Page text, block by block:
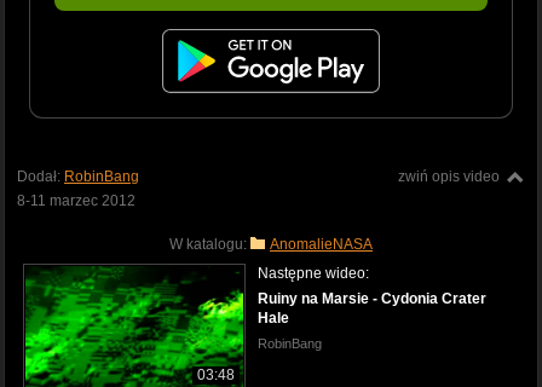
zwiń opis video
Dodał: RobinBang
8-11 marzec 2012
W katalogu: AnomalieNASA
03:48
Następne wideo:
Ruiny na Marsie - Cydonia Crater
Hale
RobinBang